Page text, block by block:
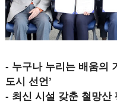
- 누구나 누리는 배움의
도시 선언’
- 최신 시설 갖춘 철망산